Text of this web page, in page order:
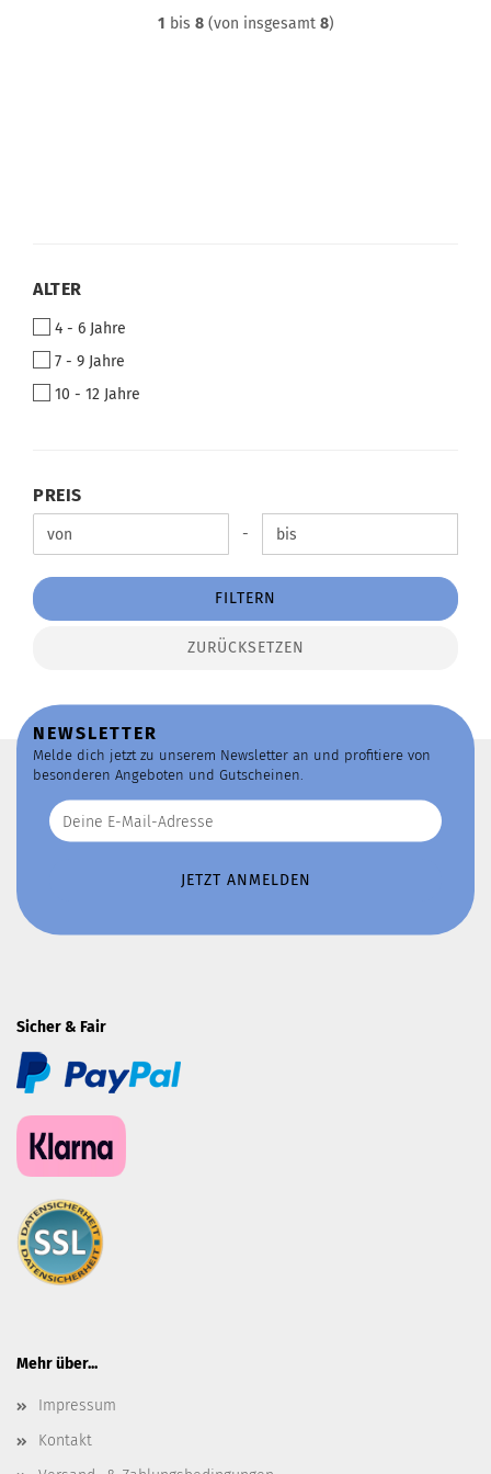
1 bis 8(von insgesamt 8)
ALTER
ALTER
4 - 6 Jahre
7 - 9 Jahre
10 - 12 Jahre
PREIS
PREIS
Preis bis -
FILTERN
ZURÜCKSETZEN
NEWSLETTER
Melde dich jetzt zu unserem Newsletter an und profitiere von
besonderen Angeboten und Gutscheinen.
Sicher & Fair
Mehr über...
Impressum
Kontakt